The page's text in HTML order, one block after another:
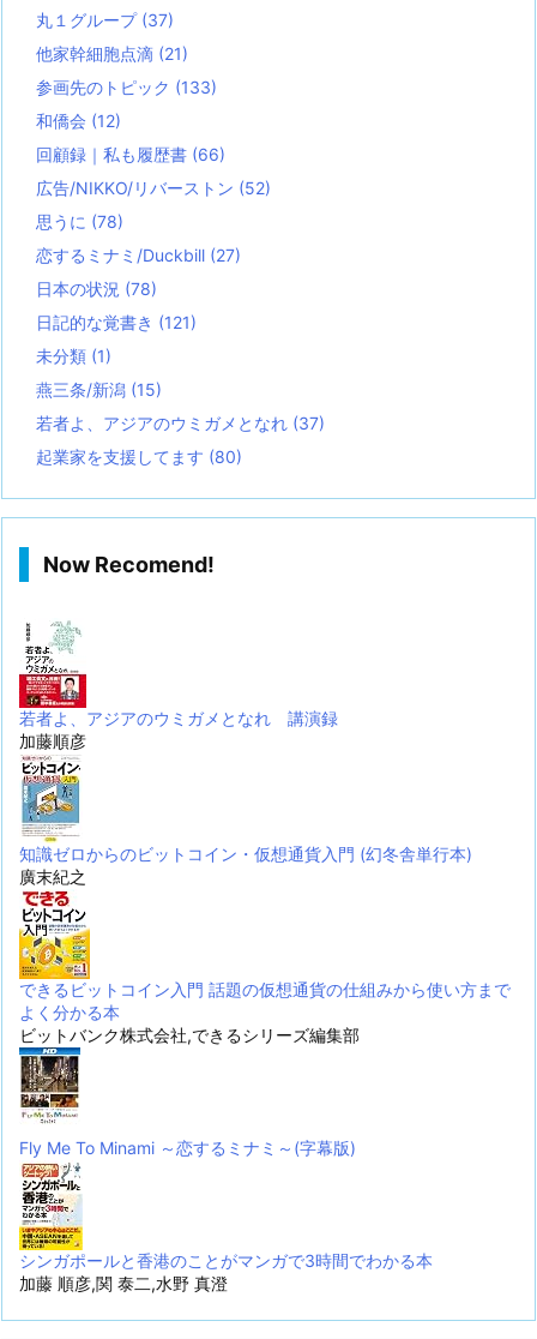
丸１グループ (37)
他家幹細胞点滴 (21)
参画先のトピック (133)
和僑会 (12)
回顧録｜私も履歴書 (66)
広告/NIKKO/リバーストン (52)
思うに (78)
恋するミナミ/Duckbill (27)
日本の状況 (78)
日記的な覚書き (121)
未分類 (1)
燕三条/新潟 (15)
若者よ、アジアのウミガメとなれ (37)
起業家を支援してます (80)
Now Recomend!
若者よ、アジアのウミガメとなれ 講演録
加藤順彦
知識ゼロからのビットコイン・仮想通貨入門 (幻冬舎単行本)
廣末紀之
できるビットコイン入門 話題の仮想通貨の仕組みから使い方まで
よく分かる本
ビットバンク株式会社,できるシリーズ編集部
Fly Me To Minami ～恋するミナミ～(字幕版)
シンガポールと香港のことがマンガで3時間でわかる本
加藤 順彦,関 泰二,水野 真澄